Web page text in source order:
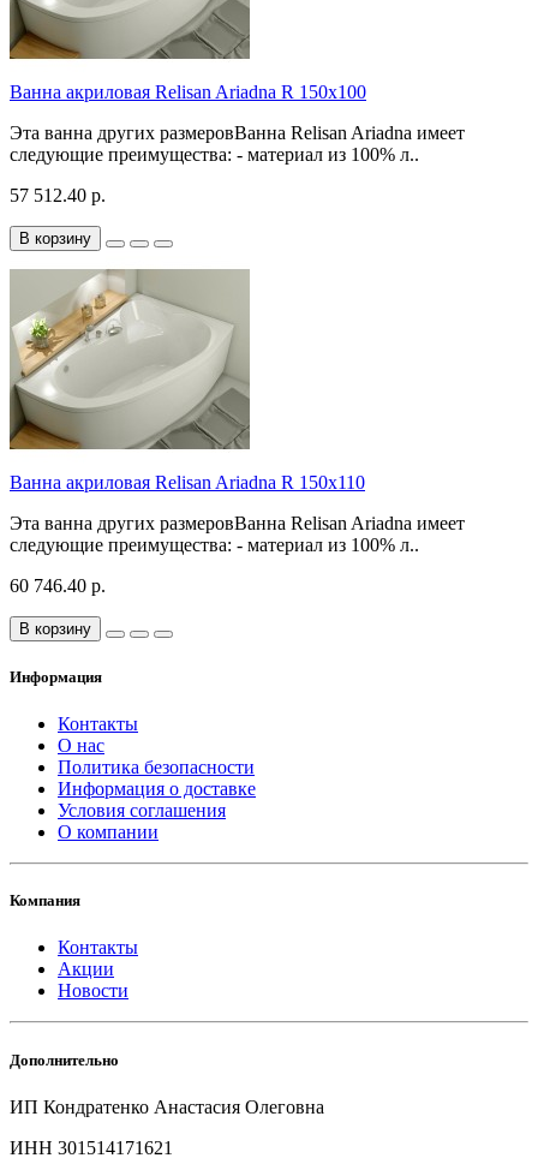
Ванна акриловая Relisan Ariadna R 150x100
Эта ванна других размеровВанна Relisan Ariadna имеет
следующие преимущества: - материал из 100% л..
57 512.40 р.
В корзину
Ванна акриловая Relisan Ariadna R 150x110
Эта ванна других размеровВанна Relisan Ariadna имеет
следующие преимущества: - материал из 100% л..
60 746.40 р.
В корзину
Информация
Контакты
О нас
Политика безопасности
Информация о доставке
Условия соглашения
О компании
Компания
Контакты
Акции
Новости
Дополнительно
ИП Кондратенко Анастасия Олеговна
ИНН 301514171621